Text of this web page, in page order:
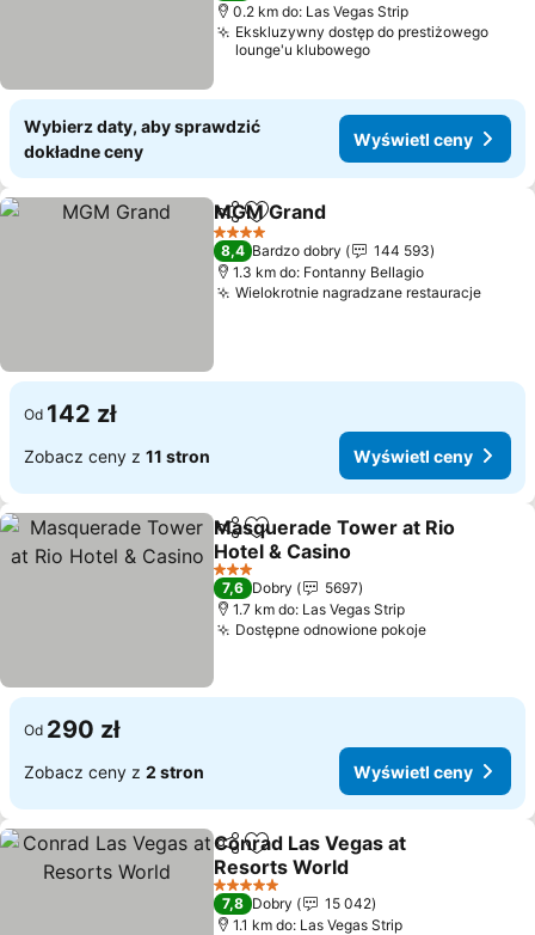
0.2 km do: Las Vegas Strip
Ekskluzywny dostęp do prestiżowego
lounge'u klubowego
Wybierz daty, aby sprawdzić
dokładne ceny
Wyświetl ceny
Udostępnij
Dodaj do ulubionych
MGM Grand
4 Kategoria
8,4 Bardzo dobry
144 593
1.3 km do: Fontanny Bellagio
Wielokrotnie nagradzane restauracje
Od 142 zł
Zobacz ceny z 11 stron Wyświetl ceny
Udostępnij
Dodaj do ulubionych
Masquerade Tower at Rio
Hotel & Casino
Wyświetl ceny
3 Kategoria
7,6 Dobry
5697
1.7 km do: Las Vegas Strip
Dostępne odnowione pokojeWyświetl
Od 290 zł
Zobacz ceny z 2 stron Wyświetl ceny
Udostępnij
Dodaj do ulubionych
Conrad Las Vegas at
Resorts World
Wyświetl ceny
5 Kategoria
7,8 Dobry
15 042
1.1 km do: Las Vegas Strip